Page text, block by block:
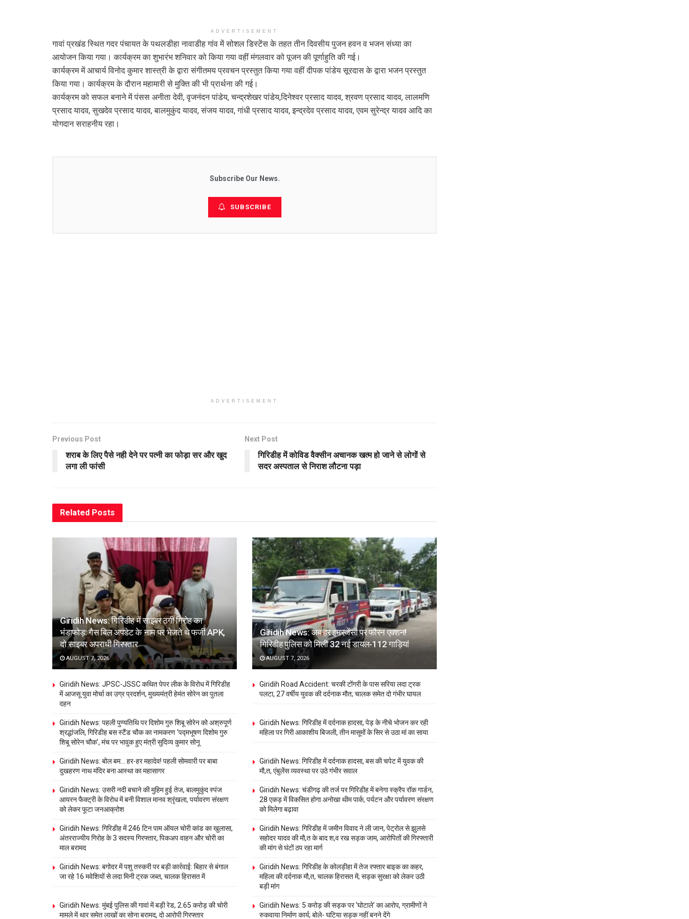
ADVERTISEMENT
गावां प्रखंड स्थित गदर पंचायत के पथलडीहा नावाडीह गांव में सोशल डिस्टेंस के तहत तीन दिवसीय पुजन हवन व भजन संध्या का
आयोजन किया गया। कार्यक्रम का शुभारंभ शनिवार को किया गया वहीं मंगलवार को पूजन की पूर्णाहुति की गई।
कार्यक्रम में आचार्य विनोद कुमार शास्त्री के द्वारा संगीतमय प्रवचन प्रस्तुत किया गया वहीं दीपक पांडेय सूरदास के द्वारा भजन प्रस्तुत
किया गया। कार्यक्रम के दौरान महामारी से मुक्ति की भी प्रार्थना की गई।
कार्यक्रम को सफल बनाने में पंसस अनीता देवी, वृजनंदन पांडेय, चन्द्रशेखर पांडेय,दिनेश्वर प्रसाद यादव, श्रवण प्रसाद यादव, लालमणि
प्रसाद यादव, सुखदेव प्रसाद यादव, बालमुकुंद यादव, संजय यादव, गांधी प्रसाद यादव, इन्द्रदेव प्रसाद यादव, एवम सुरेन्द्र यादव आदि का
योगदान सराहनीय रहा।
Subscribe Our News.
SUBSCRIBE
ADVERTISEMENT
Previous Post
शराब के लिए पैसे नही देने पर पत्नी का फोड़ा सर और खुद
लगा ली फांसी
Next Post
गिरिडीह में कोविड वैक्सीन अचानक खत्म हो जाने से लोगों से
सदर अस्पताल से निराश लौटना पड़ा
Related Posts
Giridih News: गिरिडीह में साइबर ठगी गिरोह का
भंडाफोड़: गैस बिल अपडेट के नाम पर भेजते थे फर्जी APK,
दो साइबर अपराधी गिरफ्तार
AUGUST 7, 2026
Giridih News: अब हर इमरजेंसी पर फौरन एक्शन!
गिरिडीह पुलिस को मिली 32 नई डायल-112 गाड़ियां
AUGUST 7, 2026
Giridih News: JPSC-JSSC कथित पेपर लीक के विरोध में गिरिडीह
में आजसू युवा मोर्चा का उग्र प्रदर्शन, मुख्यमंत्री हेमंत सोरेन का पुतला
दहन
Giridih Road Accident: चरकी टोंगरी के पास सरिया लदा ट्रक
पलटा, 27 वर्षीय युवक की दर्दनाक मौत; चालक समेत दो गंभीर घायल
Giridih News: पहली पुण्यतिथि पर दिशोम गुरु शिबू सोरेन को अश्रुपूर्ण
श्रद्धांजलि, गिरिडीह बस स्टैंड चौक का नामकरण ‘पद्मभूषण दिशोम गुरु
शिबू सोरेन चौक’, मंच पर भावुक हुए मंत्री सुदिव्य कुमार सोनू
Giridih News: गिरिडीह में दर्दनाक हादसा, पेड़ के नीचे भोजन कर रही
महिला पर गिरी आकाशीय बिजली, तीन मासूमों के सिर से उठा मां का साया
Giridih News: बोल बम… हर-हर महादेव! पहली सोमवारी पर बाबा
दुखहरण नाथ मंदिर बना आस्था का महासागर
Giridih News: गिरिडीह में दर्दनाक हादसा, बस की चपेट में युवक की
मौ,त, एंबुलेंस व्यवस्था पर उठे गंभीर सवाल
Giridih News: उसरी नदी बचाने की मुहिम हुई तेज, बालमुकुंद स्पंज
आयरन फैक्ट्री के विरोध में बनी विशाल मानव श्रृंखला, पर्यावरण संरक्षण
को लेकर फूटा जनआक्रोश
Giridih News: चंडीगढ़ की तर्ज पर गिरिडीह में बनेगा स्क्रैप रॉक गार्डन,
28 एकड़ में विकसित होगा अनोखा थीम पार्क, पर्यटन और पर्यावरण संरक्षण
को मिलेगा बढ़ावा
Giridih News: गिरिडीह में 246 टिन पाम ऑयल चोरी कांड का खुलासा,
अंतरराज्यीय गिरोह के 3 सदस्य गिरफ्तार, पिकअप वाहन और चोरी का
माल बरामद
Giridih News: गिरिडीह में जमीन विवाद ने ली जान, पेट्रोल से झुलसे
सहोदर यादव की मौ,त के बाद श,व रख सड़क जाम, आरोपितों की गिरफ्तारी
की मांग से घंटों ठप रहा मार्ग
Giridih News: बगोदर में पशु तस्करी पर बड़ी कार्रवाई: बिहार से बंगाल
जा रहे 16 मवेशियों से लदा मिनी ट्रक जब्त, चालक हिरासत में
Giridih News: गिरिडीह के कोलड़ीहा में तेज रफ्तार बाइक का कहर,
महिला की दर्दनाक मौ,त, चालक हिरासत में; सड़क सुरक्षा को लेकर उठी
बड़ी मांग
Giridih News: मुंबई पुलिस की गावां में बड़ी रेड, 2.65 करोड़ की चोरी
मामले में थार समेत लाखों का सोना बरामद, दो आरोपी गिरफ्तार
Giridih News: 5 करोड़ की सड़क पर ‘घोटाले’ का आरोप, ग्रामीणों ने
रुकवाया निर्माण कार्य; बोले- घटिया सड़क नहीं बनने देंगे